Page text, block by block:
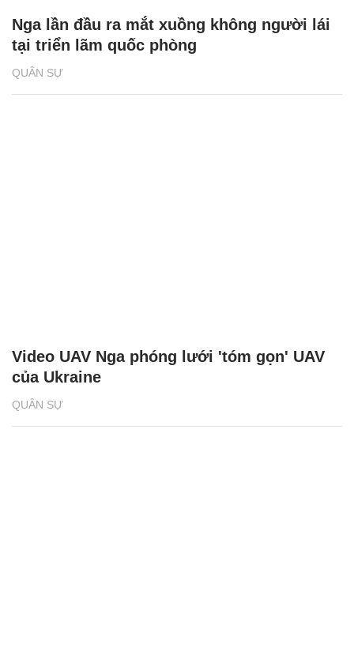
QUÂN SỰ
Nga lần đầu ra mắt xuồng không người lái
tại triển lãm quốc phòng
QUÂN SỰ
Video UAV Nga phóng lưới 'tóm gọn' UAV
của Ukraine